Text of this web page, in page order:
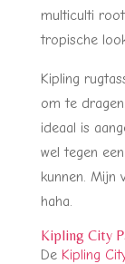
multiculti
tropische
Kipling
om te
ideaal is
wel tegen
kunnen. Mijn
haha.
Kipling City
De Kipling